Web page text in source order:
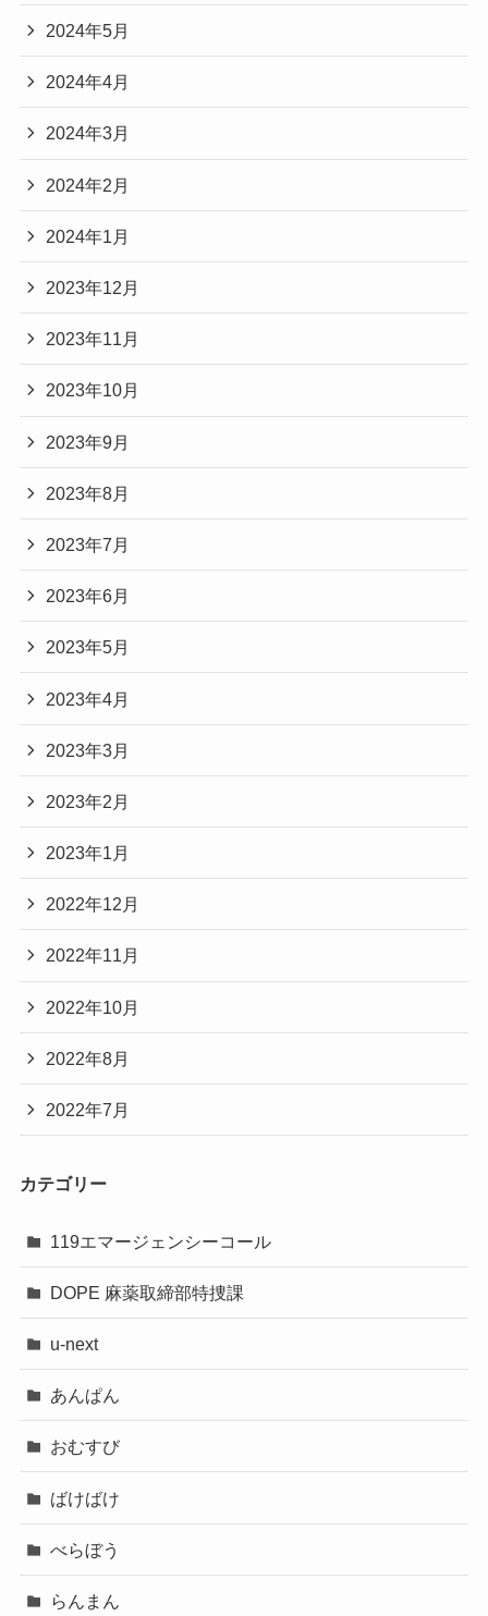
2024年5月
2024年4月
2024年3月
2024年2月
2024年1月
2023年12月
2023年11月
2023年10月
2023年9月
2023年8月
2023年7月
2023年6月
2023年5月
2023年4月
2023年3月
2023年2月
2023年1月
2022年12月
2022年11月
2022年10月
2022年8月
2022年7月
カテゴリー
119エマージェンシーコール
DOPE 麻薬取締部特捜課
u-next
あんぱん
おむすび
ばけばけ
べらぼう
らんまん